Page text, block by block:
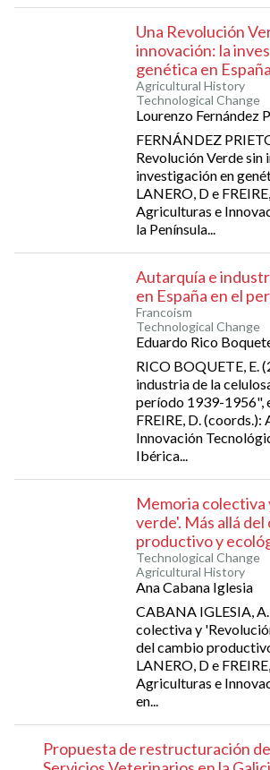
Una Revolución
innovación: la
genética en España
Agricultural History
Technological Change
Lourenzo Fernández
FERNÁNDEZ
Revolución Verde sin
investigación en
LANERO, D e
Agriculturas e
la Península...
Autarquía e
en España en el
Francoism
Technological Change
Eduardo Rico
RICO BOQUETE, E.
industria de la
período 1939-1956",
FREIRE, D.
Innovación
Ibérica...
Memoria colectiva
verde'. Más allá del
productivo y
Technological Change
Agricultural History
Ana Cabana Iglesia
CABANA IGLESIA,
colectiva y
del cambio
LANERO, D e
Agriculturas e
en...
Propuesta de restructuración